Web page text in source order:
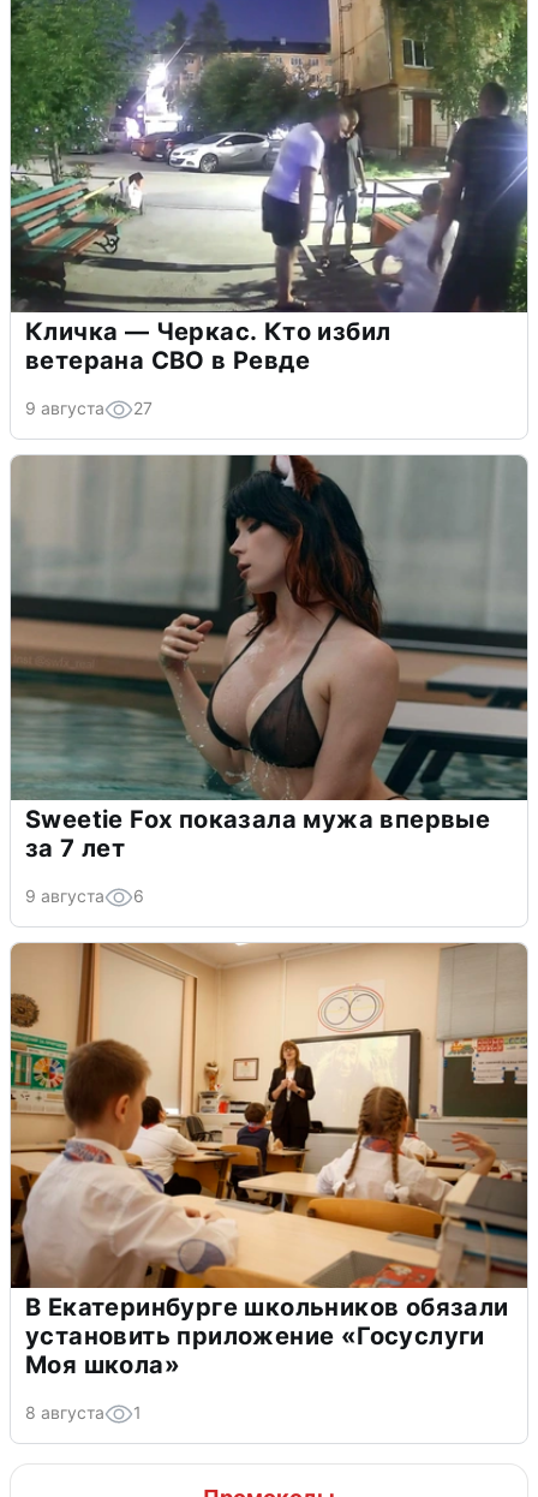
Кличка — Черкас. Кто избил
ветерана СВО в Ревде
9 августа 27
Sweetie Fox показала мужа впервые
за 7 лет
9 августа 6
В Екатеринбурге школьников обязали
установить приложение «Госуслуги
Моя школа»
8 августа 1